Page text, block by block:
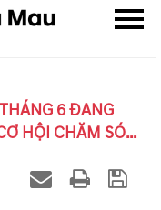
6 ĐANG
HỘI CHĂM SÓC